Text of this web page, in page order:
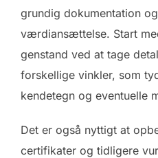
grundig dokumentation
værdiansættelse. Start
genstand ved at tage
forskellige vinkler, som
kendetegn og eventuelle
Det er også nyttigt at
certifikater og tidligere